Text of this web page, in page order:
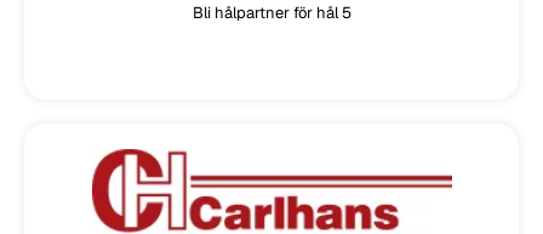
Bli hålpartner för hål 5